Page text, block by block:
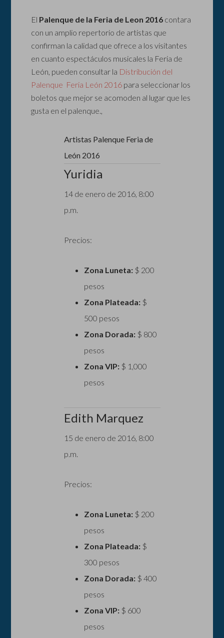
El Palenque de la Feria de Leon 2016 contara
con un amplio repertorio de artistas que
confirman la calidad que ofrece a los visitantes
en cuanto espectáculos musicales la Feria de
León, pueden consultar la Distribución del
Palenque Feria León 2016 para seleccionar los
boletos que mejor se acomoden al lugar que les
gusta en el palenque.,
Artistas Palenque Feria de
León 2016
Yuridia
14 de enero de 2016, 8:00
p.m.
Precios:
Zona Luneta:$ 200
pesos
Zona Plateada:$
500 pesos
Zona Dorada:$ 800
pesos
Zona VIP:$ 1,000
pesos
Edith Marquez
15 de enero de 2016, 8:00
p.m.
Precios:
Zona Luneta:$ 200
pesos
Zona Plateada:$
300 pesos
Zona Dorada:$ 400
pesos
Zona VIP:$ 600
pesos